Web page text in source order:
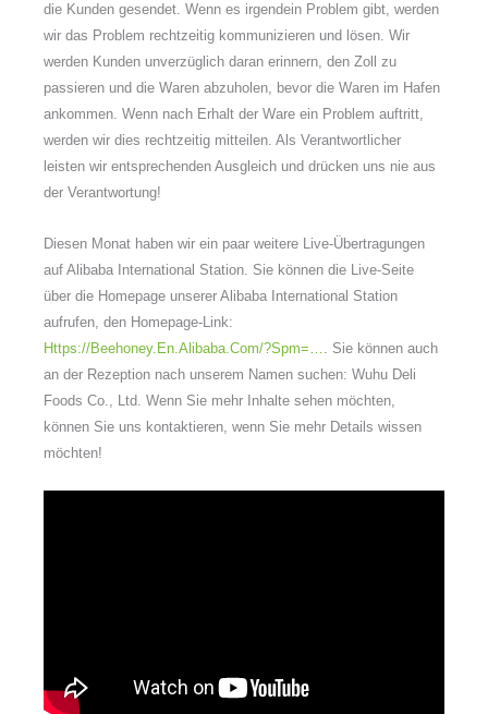
die Kunden gesendet. Wenn es irgendein Problem gibt, werden
wir das Problem rechtzeitig kommunizieren und lösen. Wir
werden Kunden unverzüglich daran erinnern, den Zoll zu
passieren und die Waren abzuholen, bevor die Waren im Hafen
ankommen. Wenn nach Erhalt der Ware ein Problem auftritt,
werden wir dies rechtzeitig mitteilen. Als Verantwortlicher
leisten wir entsprechenden Ausgleich und drücken uns nie aus
der Verantwortung!
Diesen Monat haben wir ein paar weitere Live-Übertragungen
auf Alibaba International Station. Sie können die Live-Seite
über die Homepage unserer Alibaba International Station
aufrufen, den Homepage-Link:
Https://beehoney.en.alibaba.com/?spm=…
. Sie können auch
an der Rezeption nach unserem Namen suchen: Wuhu Deli
Foods Co., Ltd. Wenn Sie mehr Inhalte sehen möchten,
können Sie uns kontaktieren, wenn Sie mehr Details wissen
möchten!